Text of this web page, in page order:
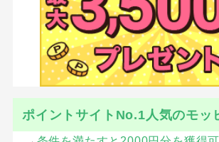
ポイントサイトNo.1人気のモッ